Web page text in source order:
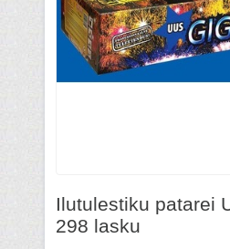
Ilutulestiku patarei
298 lasku